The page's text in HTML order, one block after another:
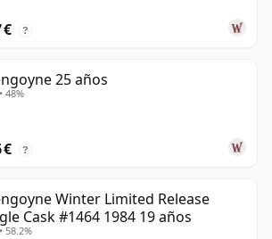
€ ?
25 años
48%
€ ?
Winter Limited Release
Cask #1464 1984 19 años
58.2%